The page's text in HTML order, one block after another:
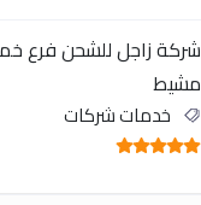
شركة زاجل للشحن فرع
مشيط
خدمات شركات